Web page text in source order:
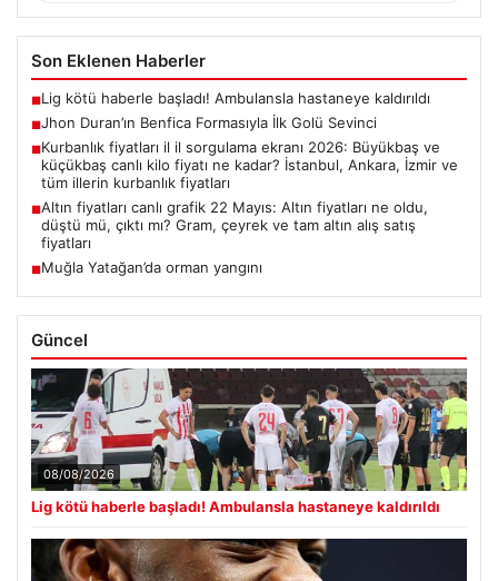
Son Eklenen Haberler
■Lig kötü haberle başladı! Ambulansla hastaneye kaldırıldı
■Jhon Duran’ın Benfica Formasıyla İlk Golü Sevinci
■Kurbanlık fiyatları il il sorgulama ekranı 2026: Büyükbaş ve
küçükbaş canlı kilo fiyatı ne kadar? İstanbul, Ankara, İzmir ve
tüm illerin kurbanlık fiyatları
■Altın fiyatları canlı grafik 22 Mayıs: Altın fiyatları ne oldu,
düştü mü, çıktı mı? Gram, çeyrek ve tam altın alış satış
fiyatları
■Muğla Yatağan’da orman yangını
Güncel
08/08/2026
Lig kötü haberle başladı! Ambulansla hastaneye kaldırıldı